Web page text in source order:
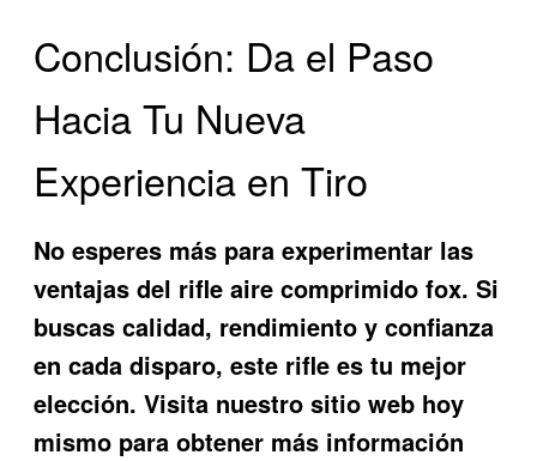
Conclusión: Da el Paso
Hacia Tu Nueva
Experiencia en Tiro
No esperes más para experimentar las
ventajas del rifle aire comprimido fox. Si
buscas calidad, rendimiento y confianza
en cada disparo, este rifle es tu mejor
elección. Visita nuestro sitio web hoy
mismo para obtener más información